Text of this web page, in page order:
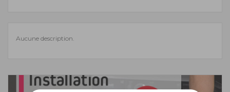
Aucune description.